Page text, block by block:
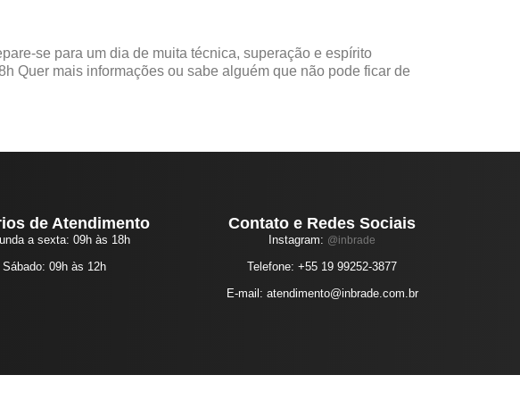
se para um dia de muita técnica, superação e espírito
Quer mais informações ou sabe alguém que não pode ficar de
de Atendimento
a sexta: 09h às 18h
Sábado: 09h às 12h
Contato e Redes Sociais
Instagram: @inbrade
Telefone: +55 19 99252-3877
E-mail: atendimento@inbrade.com.br